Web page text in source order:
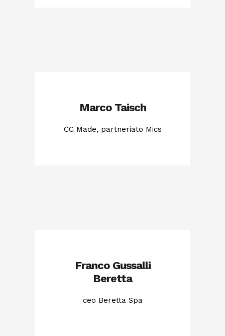
Marco Taisch
CC Made, partneriato Mics
Franco Gussalli
Beretta
ceo Beretta Spa